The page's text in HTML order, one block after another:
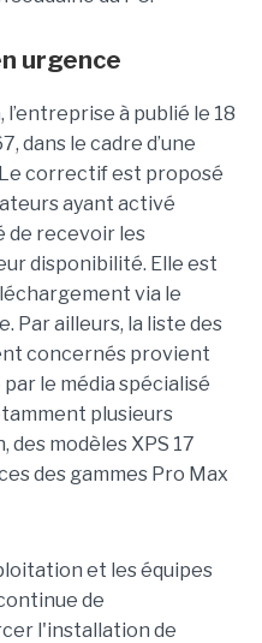
urgence
à publié le 18
dans le cadre d’une
correctif est proposé
ayant activé
de recevoir les
disponibilité. Elle est
via le
Par ailleurs, la liste des
concernés provient
le média spécialisé
plusieurs
modèles XPS 17
des gammes Pro Max
et les équipes
de
l'installation de